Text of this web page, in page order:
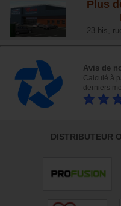
Plus
23 bis,
Avis de
Calculé à
derniers
DISTRIBUTEUR